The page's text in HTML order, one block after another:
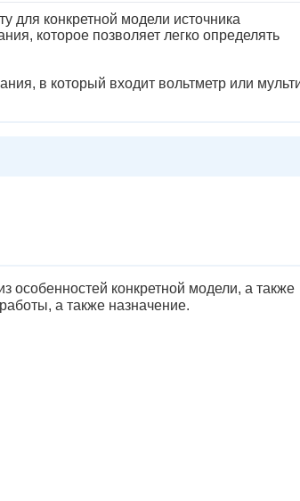
для конкретной модели источника
которое позволяет легко определять
в который входит вольтметр или
особенностей конкретной модели, а также
а также назначение.